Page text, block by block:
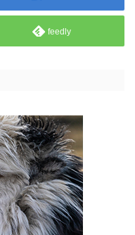
feedly